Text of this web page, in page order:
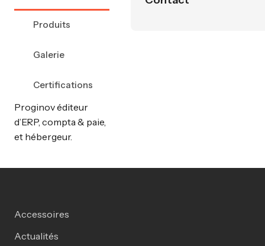
Produits
Galerie
Certifications
Proginov éditeur
d’ERP, compta & paie,
et hébergeur.
Accessoires
Actualités